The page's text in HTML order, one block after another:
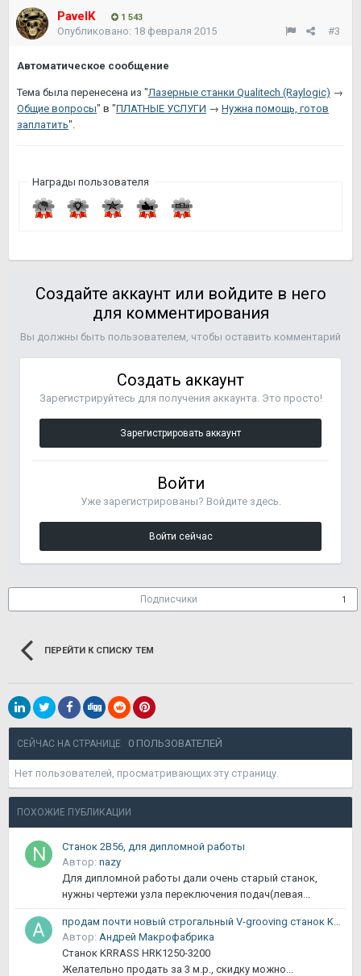
PavelK 1 543
#3
Опубликовано: 18 февраля 2015
Автоматическое сообщение
Тема была перенесена из "Лазерные станки Qualitech (Raylogic) →
Общие вопросы" в "ПЛАТНЫЕ УСЛУГИ → Нужна помощь, готов
заплатить".
Награды пользователя
Создайте аккаунт или войдите в него
для комментирования
Вы должны быть пользователем, чтобы оставить комментарий
Создать аккаунт
Зарегистрируйтесь для получения аккаунта. Это просто!
Зарегистрировать аккаунт
Войти
Уже зарегистрированы? Войдите здесь.
Войти сейчас
Подписчики 1
ПЕРЕЙТИ К СПИСКУ ТЕМ
СЕЙЧАС НА СТРАНИЦЕ 0 ПОЛЬЗОВАТЕЛЕЙ
Нет пользователей, просматривающих эту страницу.
ПОХОЖИЕ ПУБЛИКАЦИИ
Станок 2В56, для дипломной работы
Автор: nazy
Для дипломной работы дали очень старый станок,
нужны чертежи узла переключения подач(левая...
продам почти новый строгальный V-grooving станок KRRASS HRK1250-3200
Автор: Андрей Макрофабрика
Станок KRRASS HRK1250-3200
Желательно продать за 3 м.р., скидку можно...